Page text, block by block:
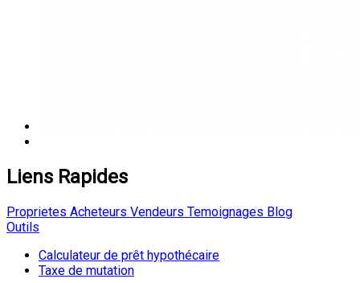
Liens Rapides
Proprietes Acheteurs Vendeurs Temoignages Blog
Outils
Calculateur de prêt hypothécaire
Taxe de mutation